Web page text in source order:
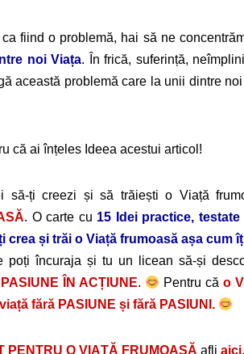
fiind o problemă, hai să ne
noi Viața. În frică, suferință,
această problemă care la unii dintre
că ai înțeles Ideea acestui articol!
să-ți creezi și să trăiești o Viață
. O carte cu 15 Idei practice,
crea și trăi o Viață frumoasă așa cum
poți încuraja și tu un licean să-și
PASIUNE ÎN ACȚIUNE. Pentru că o
fără PASIUNE și fără PASIUNI.
PENTRU O VIAȚĂ FRUMOASĂ afli aici.